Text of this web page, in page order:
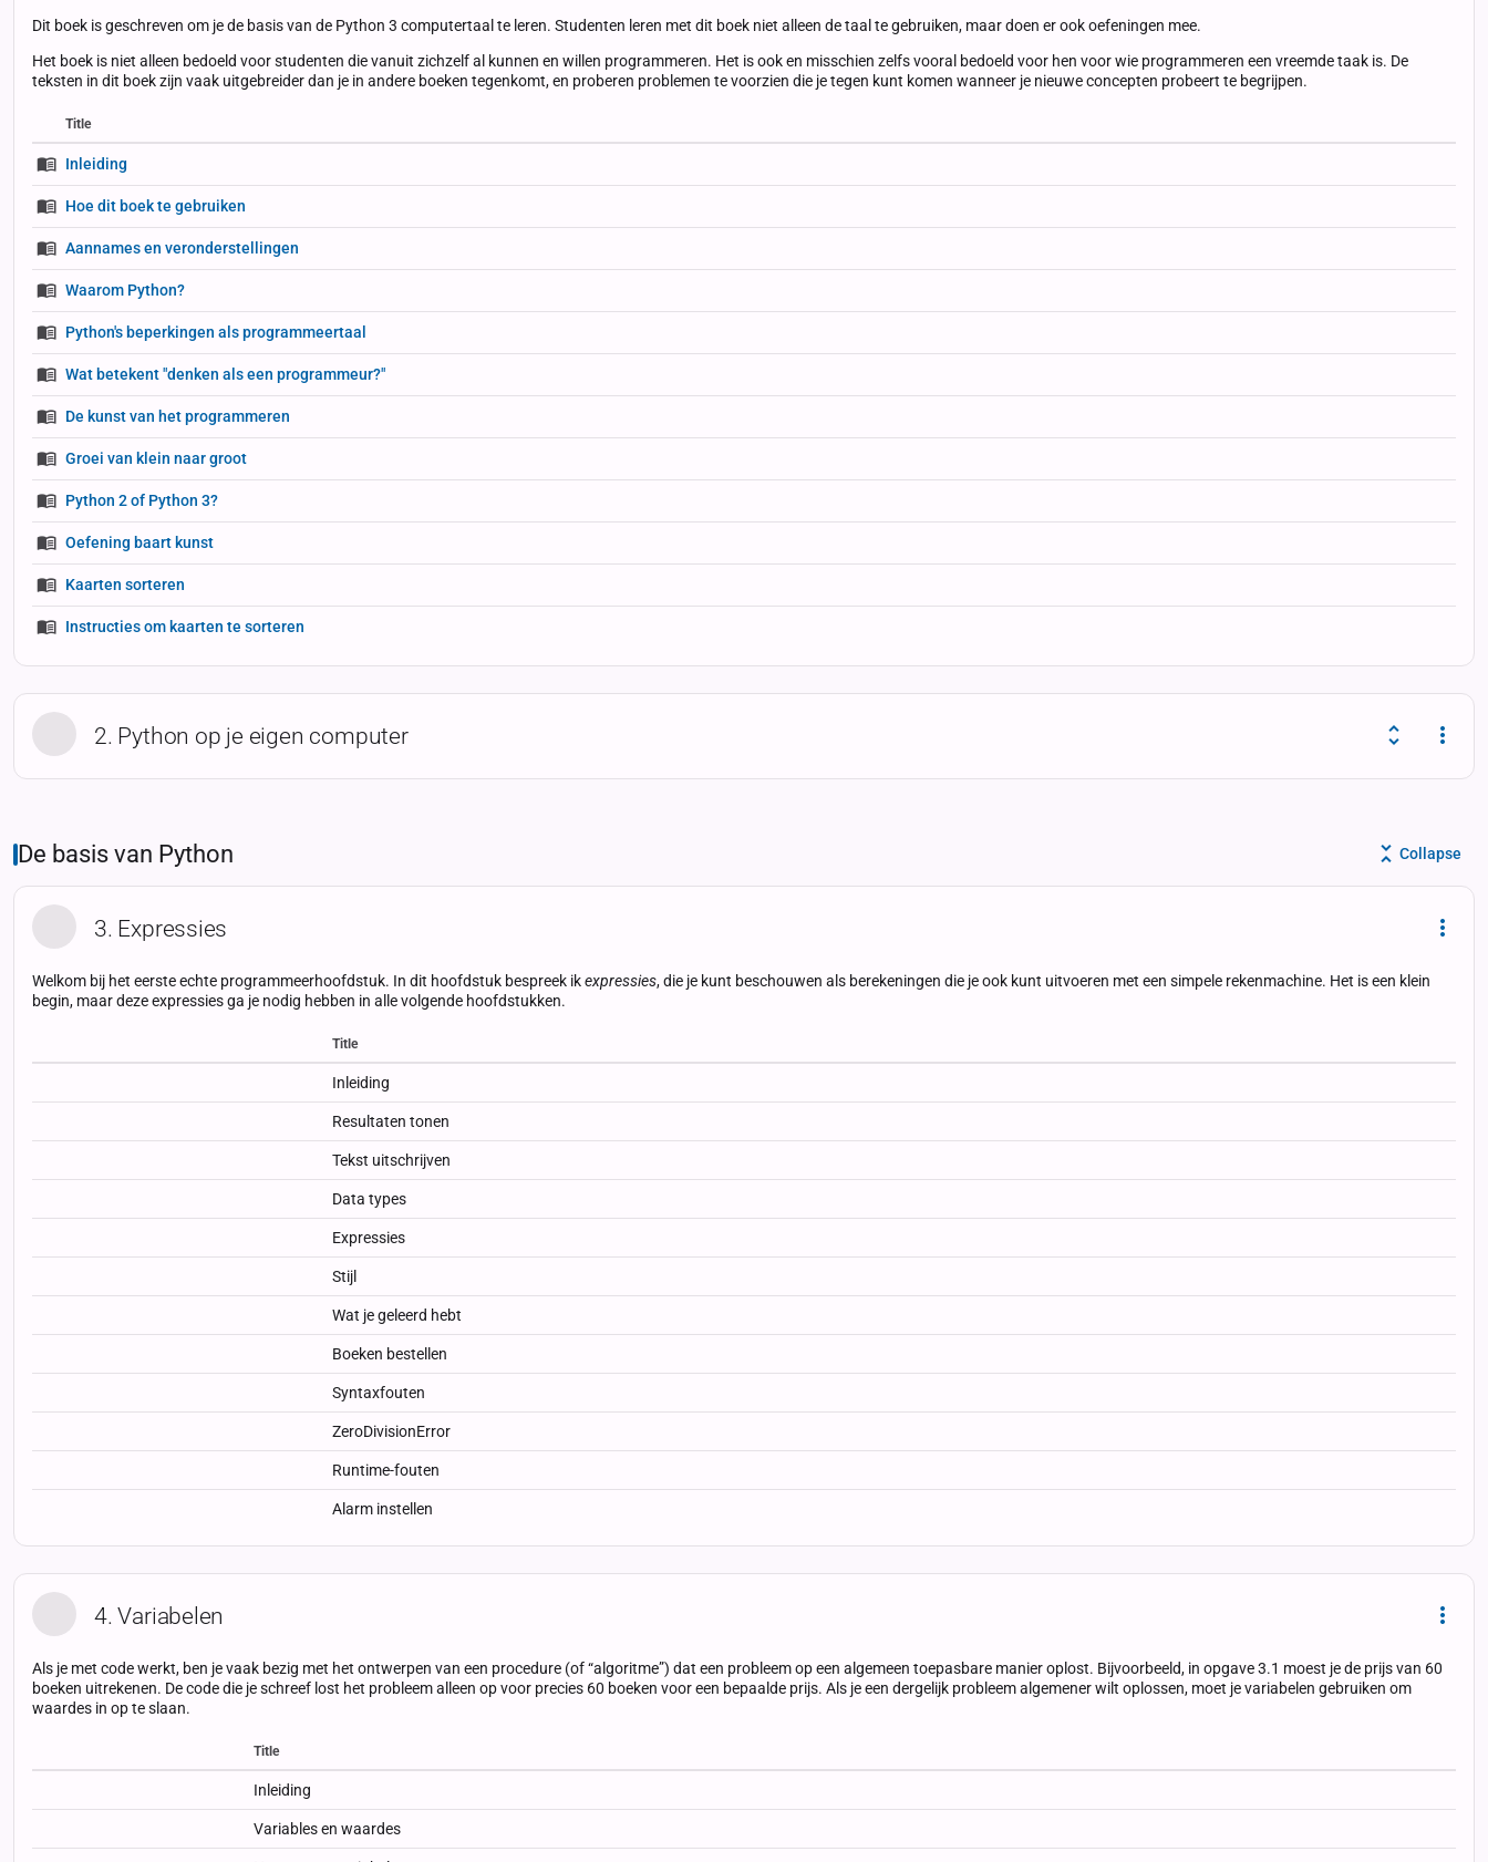
Dit boek is geschreven om je de basis van de Python 3 computertaal te leren. Studenten leren met dit boek niet alleen de taal te gebruiken, maar doen er ook oefeningen mee.
Het boek is niet alleen bedoeld voor studenten die vanuit zichzelf al kunnen en willen programmeren. Het is ook en misschien zelfs vooral bedoeld voor hen voor wie programmeren een vreemde taak is. De
teksten in dit boek zijn vaak uitgebreider dan je in andere boeken tegenkomt, en proberen problemen te voorzien die je tegen kunt komen wanneer je nieuwe concepten probeert te begrijpen.
Status
Status
Type
Title
Inleiding
Hoe dit boek te gebruiken
Aannames en veronderstellingen
Waarom Python?
Python's beperkingen als programmeertaal
Wat betekent "denken als een programmeur?"
De kunst van het programmeren
Groei van klein naar groot
Python 2 of Python 3?
Oefening baart kunst
Kaarten sorteren
Instructies om kaarten te sorteren
2. Python op je eigen computer
De basis van Python Collapse
3. Expressies
Welkom bij het eerste echte programmeerhoofdstuk. In dit hoofdstuk bespreek ikexpressies, die je kunt beschouwen als berekeningen die je ook kunt uitvoeren met een simpele rekenmachine. Het is een klein
begin, maar deze expressies ga je nodig hebben in alle volgende hoofdstukken.
Status Status Type
Title
Inleiding
Resultaten tonen
Tekst uitschrijven
Data types
Expressies
Stijl
Wat je geleerd hebt
Boeken bestellen
Syntaxfouten
ZeroDivisionError
Runtime-fouten
Alarm instellen
4. Variabelen
Als je met code werkt, ben je vaak bezig met het ontwerpen van een procedure (of “algoritme”) dat een probleem op een algemeen toepasbare manier oplost. Bijvoorbeeld, in opgave 3.1 moest je de prijs van 60
boeken uitrekenen. De code die je schreef lost het probleem alleen op voor precies 60 boeken voor een bepaalde prijs. Als je een dergelijk probleem algemener wilt oplossen, moet je variabelen gebruiken om
waardes in op te slaan.
Status Status Type
Title
Inleiding
Variables en waardes